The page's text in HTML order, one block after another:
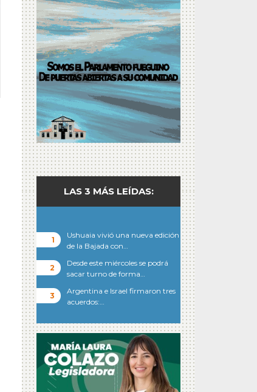
LAS 3 MÁS LEÍDAS:
Ushuaia vivió una nueva edición
de la Bajada con…
Desde este miércoles se podrá
sacar turno de forma…
Argentina e Israel firmaron tres
acuerdos:…